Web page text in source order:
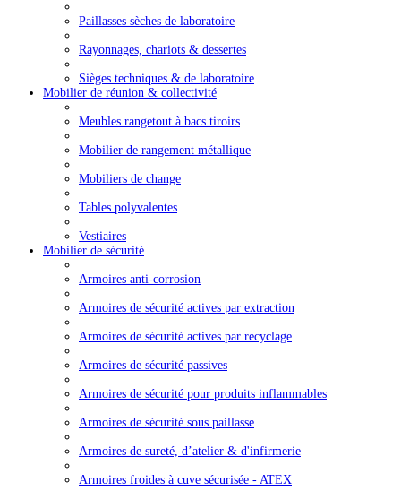
Paillasses sèches de laboratoire
Rayonnages, chariots & dessertes
Sièges techniques & de laboratoire
Mobilier de réunion & collectivité
Meubles rangetout à bacs tiroirs
Mobilier de rangement métallique
Mobiliers de change
Tables polyvalentes
Vestiaires
Mobilier de sécurité
Armoires anti-corrosion
Armoires de sécurité actives par extraction
Armoires de sécurité actives par recyclage
Armoires de sécurité passives
Armoires de sécurité pour produits inflammables
Armoires de sécurité sous paillasse
Armoires de sureté, d’atelier & d'infirmerie
Armoires froides à cuve sécurisée - ATEX